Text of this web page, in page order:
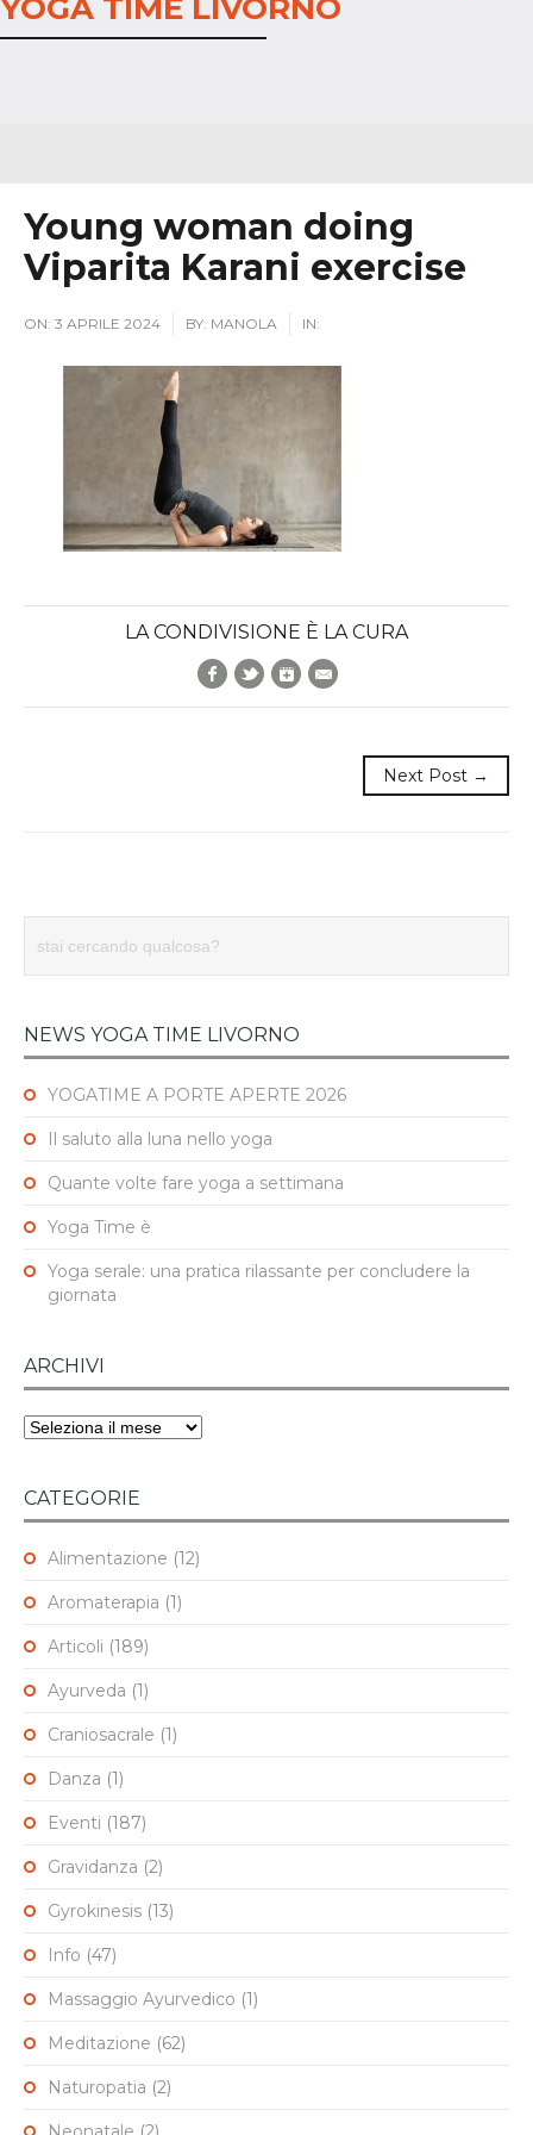
YOGA TIME LIVORNO
Young woman doing
Viparita Karani exercise
ON: 3 APRILE 2024 BY: MANOLA IN:
LA CONDIVISIONE È LA CURA
Facebook
TwitterGoogle+
Next Post →
NEWS YOGA TIME LIVORNO
YOGATIME A PORTE APERTE 2026
Il saluto alla luna nello yoga
Quante volte fare yoga a settimana
Yoga Time è
Yoga serale: una pratica rilassante per concludere la
giornata
ARCHIVI
Archivi
CATEGORIE
Alimentazione (12)
Aromaterapia (1)
Articoli (189)
Ayurveda (1)
Craniosacrale (1)
Danza (1)
Eventi (187)
Gravidanza (2)
Gyrokinesis (13)
Info (47)
Massaggio Ayurvedico (1)
Meditazione (62)
Naturopatia (2)